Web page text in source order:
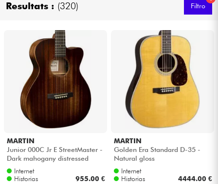
HiFi
Bundle
Ver nuestras marcas
Resultats : (320) Filtro
MARTIN
Junior 000C Jr E StreetMaster -
Dark mahogany distressed
Internet
Historias
955.00 €
MARTIN
Golden Era Standard D-35 -
Natural gloss
Internet
Historias
4444.00 €